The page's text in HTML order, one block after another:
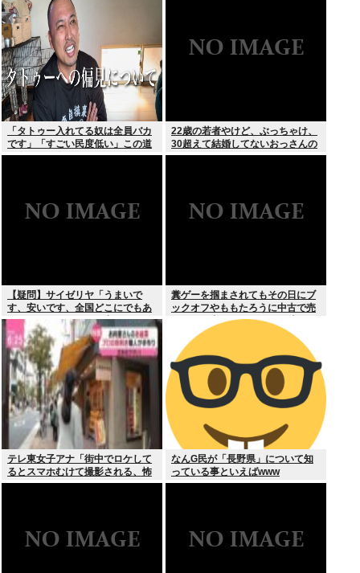
「タトゥー入れてる奴は全員バカ
です」「すごい民度低い」この道
23年の彫り師YouTuberの動画が
22歳の若者やけど、ぶっちゃけ、
30超えて結婚してないおっさんの
こと見下してる
【疑問】サイゼリヤ「うまいで
す、安いです、全国どこにでもあ
ります」←こいつの弱点
糞ゲーを掴まされてもその日にブ
ックオフやももたろうに中古で売
りつける事ができなくなる時代に
テレ東女子アナ「街中でロケして
るとスマホむけて撮影される、怖
いからやめてね」
なんG民が「長野県」について知
っている事といえばwww